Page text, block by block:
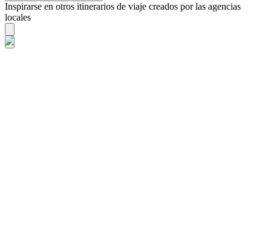
Inspirarse en otros itinerarios de viaje creados por las agencias
locales